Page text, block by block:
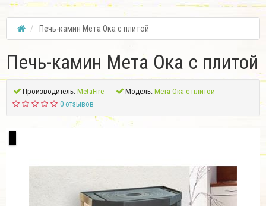
Печь-камин Мета Ока с плитой
Печь-камин Мета Ока с плитой
Производитель:MetaFire Модель:Мета Ока с плитой
0 отзывов